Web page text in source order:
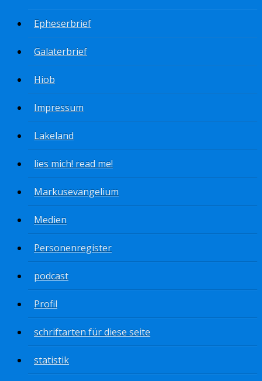
Epheserbrief
Galaterbrief
Hiob
Impressum
Lakeland
lies mich! read me!
Markusevangelium
Medien
Personenregister
podcast
Profil
schriftarten für diese seite
statistik